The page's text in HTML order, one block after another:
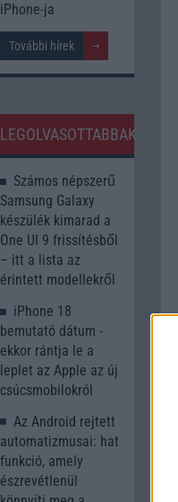
iPhone-ja
További hírek
LEGOLVASOTTABBAK
Számos népszerű
Samsung Galaxy
készülék kimarad a
One UI 9 frissítésből
– itt a lista az
érintett modellekről
iPhone 18
bemutató dátum -
ekkor rántja le a
leplet az Apple az új
csúcsmobilokról
Az Android rejtett
automatizmusai: hat
funkció, amely
észrevétlenül